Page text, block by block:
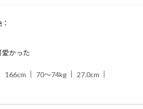
かった
166cm 70～74kg 27.0cm